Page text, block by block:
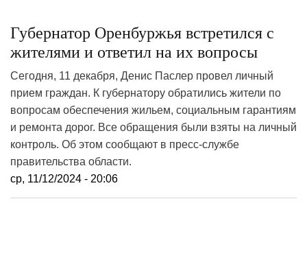
Губернатор Оренбуржья встретился с
жителями и ответил на их вопросы
Сегодня, 11 декабря, Денис Паслер провел личный
прием граждан. К губернатору обратились жители по
вопросам обеспечения жильем, социальным гарантиям
и ремонта дорог. Все обращения были взяты на личный
контроль. Об этом сообщают в пресс-службе
правительства области.
ср, 11/12/2024 - 20:06